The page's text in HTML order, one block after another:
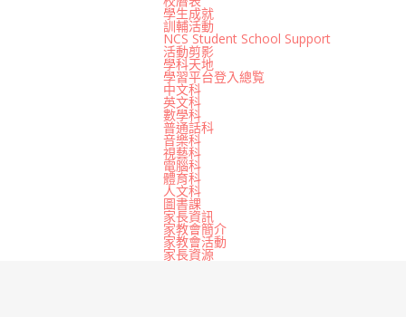
學生成就
訓輔活動
NCS Student School Support
活動剪影
學科天地
學習平台登入總覧
中文科
英文科
數學科
普通話科
音樂科
視藝科
電腦科
體育科
人文科
圖書課
家長資訊
家教會簡介
家教會活動
家長資源